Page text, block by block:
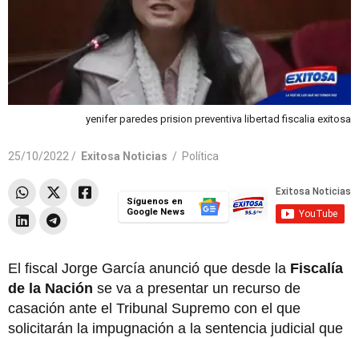
yenifer paredes prision preventiva libertad fiscalia exitosa
25/10/2022 / Exitosa Noticias / Política
Síguenos en
Google News
El fiscal Jorge García anunció que desde la Fiscalía
de la Nación se va a presentar un recurso de
casación ante el Tribunal Supremo con el que
solicitarán la impugnación a la sentencia judicial que